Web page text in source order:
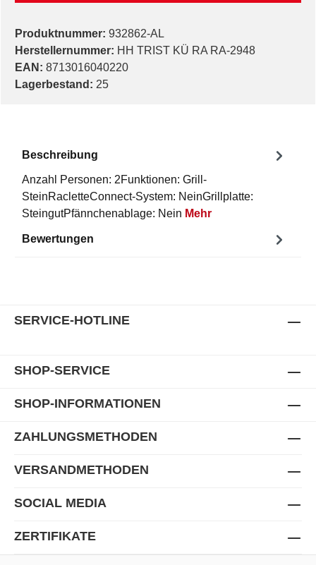
Produktnummer: 932862-AL
Herstellernummer: HH TRIST KÜ RA RA-2948
EAN: 8713016040220
Lagerbestand: 25
Beschreibung
Anzahl Personen: 2Funktionen: Grill-
SteinRacletteConnect-System: NeinGrillplatte:
SteingutPfännchenablage: Nein Mehr
Bewertungen
SERVICE-HOTLINE
SHOP-SERVICE
SHOP-INFORMATIONEN
ZAHLUNGSMETHODEN
VERSANDMETHODEN
SOCIAL MEDIA
ZERTIFIKATE